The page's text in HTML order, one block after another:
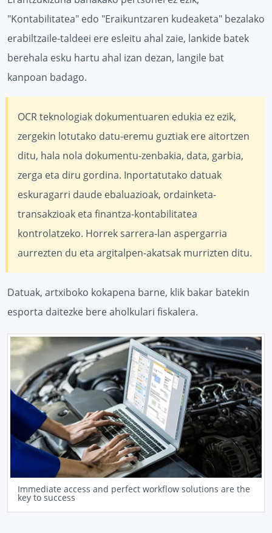
"Kontabilitatea" edo "Eraikuntzaren kudeaketa" bezalako
erabiltzaile-taldeei ere esleitu ahal zaie, lankide batek
berehala esku hartu ahal izan dezan, langile bat
kanpoan badago.
OCR teknologiak dokumentuaren edukia ez ezik,
zergekin lotutako datu-eremu guztiak ere aitortzen
ditu, hala nola dokumentu-zenbakia, data, garbia,
zerga eta diru gordina. Inportatutako datuak
eskuragarri daude ebaluazioak, ordainketa-
transakzioak eta finantza-kontabilitatea
kontrolatzeko. Horrek sarrera-lan aspergarria
aurrezten du eta argitalpen-akatsak murrizten ditu.
Datuak, artxiboko kokapena barne, klik bakar batekin
esporta daitezke bere aholkulari fiskalera.
Immediate access and perfect workflow solutions are the
key to success